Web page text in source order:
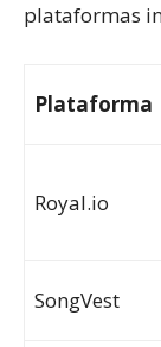
plataformas
Plataforma
Royal.io
SongVest